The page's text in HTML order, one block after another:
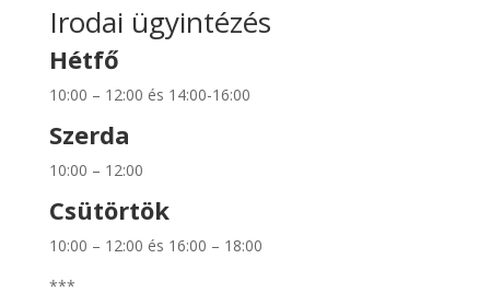
Irodai ügyintézés
Hétfő
10:00 – 12:00 és 14:00-16:00
Szerda
10:00 – 12:00
Csütörtök
10:00 – 12:00 és 16:00 – 18:00
***